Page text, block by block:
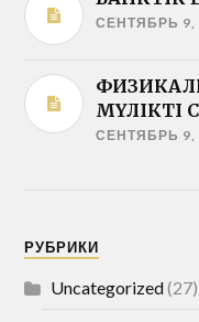
СЕНТЯБРЬ 9,
МҮЛІКТІ
СЕНТЯБРЬ 9,
РУБРИКИ
Uncategorized(27)